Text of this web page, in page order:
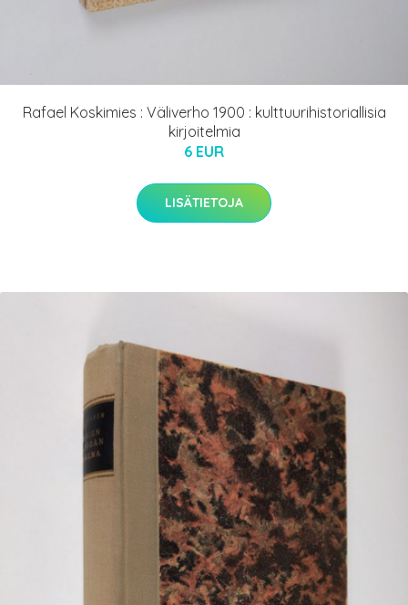
Rafael Koskimies : Väliverho 1900 : kulttuurihistoriallisia
kirjoitelmia
6 EUR
LISÄTIETOJA